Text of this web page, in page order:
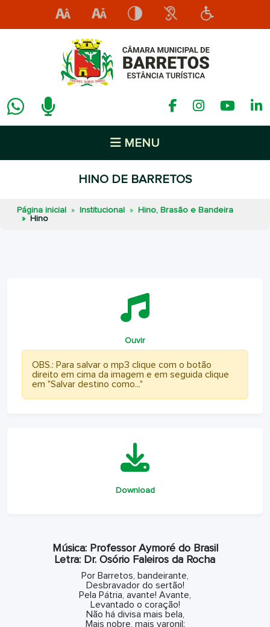
MENU
HINO DE BARRETOS
Página inicial Institucional
Hino, Brasão e Bandeira
Hino
Ouvir
OBS.: Para salvar o mp3 clique com o botão
direito em cima da imagem e em seguida clique
em "Salvar destino como..."
Download
Música: Professor Aymoré do Brasil
Letra: Dr. Osório Faleiros da Rocha
Por Barretos, bandeirante,
Desbravador do sertão!
Pela Pátria, avante! Avante,
Levantado o coração!
Não há divisa mais bela,
Mais nobre, mais varonil: